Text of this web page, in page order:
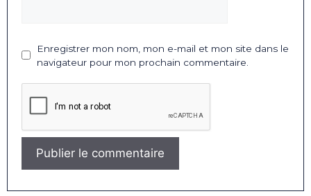
Enregistrer mon nom, mon e-mail et mon site dans le
navigateur pour mon prochain commentaire.